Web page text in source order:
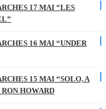
17 MAI “LES
16 MAI “UNDER
15 MAI “SOLO, A
RON HOWARD